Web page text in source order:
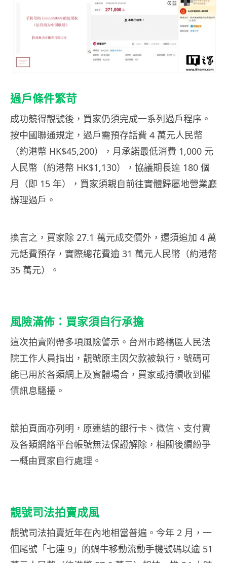
過戶條件繁苛
成功競得靚號後，買家仍須完成一系列過戶程序。
按中國聯通規定，過戶需預存話費 4 萬元人民幣
（約港幣 HK$45,200），月承諾最低消費 1,000 元
人民幣（約港幣 HK$1,130），協議期長達 180 個
月（即 15 年），買家須親自前往實體歸屬地營業廳
辦理過戶。
換言之，買家除 27.1 萬元成交價外，還須追加 4 萬
元話費預存，實際總花費逾 31 萬元人民幣（約港幣
35 萬元）。
風險滿佈：買家須自行承擔
這次拍賣附帶多項風險警示。台州市路橋區人民法
院工作人員指出，靚號原主因欠款被執行，號碼可
能已用於各類網上及實體場合，買家或持續收到催
債訊息騷擾。
競拍頁面亦列明，原連結的銀行卡、微信、支付寶
及各類網絡平台帳號無法保證解除，相關後續紛爭
一概由買家自行處理。
靚號司法拍賣成風
靚號司法拍賣近年在內地相當普遍。今年 2 月，一
個尾號「七連 9」的蝸牛移動流動手機號碼以逾 51